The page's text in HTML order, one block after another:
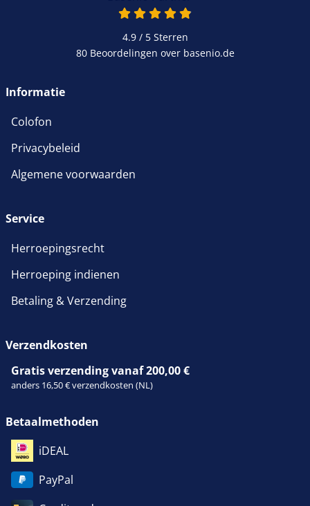
4.9 / 5Sterren
80 Beoordelingen over basenio.de
Informatie
Colofon
Privacybeleid
Algemene voorwaarden
Service
Herroepingsrecht
Herroeping indienen
Betaling & Verzending
Verzendkosten
Gratis verzending vanaf 200,00 €
anders 16,50 € verzendkosten (NL)
Betaalmethoden
iDEAL
PayPal